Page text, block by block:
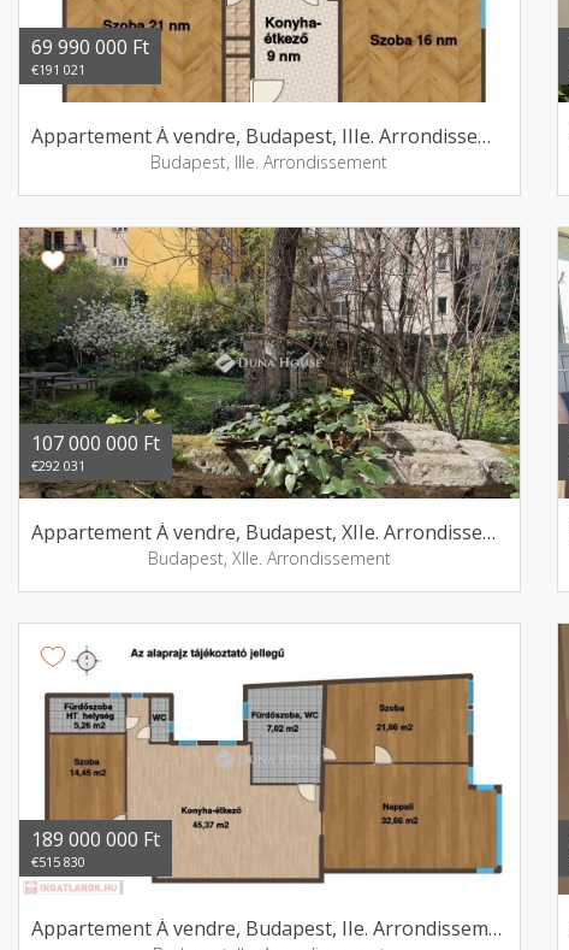
69 990 000 Ft
€191 021
Appartement Á vendre, Budapest, IIIe. Arrondissement
Budapest, IIIe. Arrondissement
107 000 000 Ft
€292 031
Appartement Á vendre, Budapest, XIIe. Arrondissement
Budapest, XIIe. Arrondissement
189 000 000 Ft
€515 830
Appartement Á vendre, Budapest, IIe. Arrondissement